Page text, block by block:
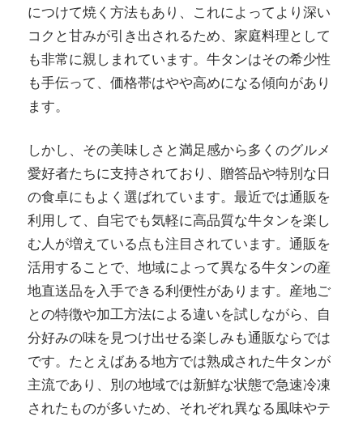
につけて焼く方法もあり、これによってより深い
コクと甘みが引き出されるため、家庭料理として
も非常に親しまれています。牛タンはその希少性
も手伝って、価格帯はやや高めになる傾向があり
ます。
しかし、その美味しさと満足感から多くのグルメ
愛好者たちに支持されており、贈答品や特別な日
の食卓にもよく選ばれています。最近では通販を
利用して、自宅でも気軽に高品質な牛タンを楽し
む人が増えている点も注目されています。通販を
活用することで、地域によって異なる牛タンの産
地直送品を入手できる利便性があります。産地ご
との特徴や加工方法による違いを試しながら、自
分好みの味を見つけ出せる楽しみも通販ならでは
です。たとえばある地方では熟成された牛タンが
主流であり、別の地域では新鮮な状態で急速冷凍
されたものが多いため、それぞれ異なる風味やテ